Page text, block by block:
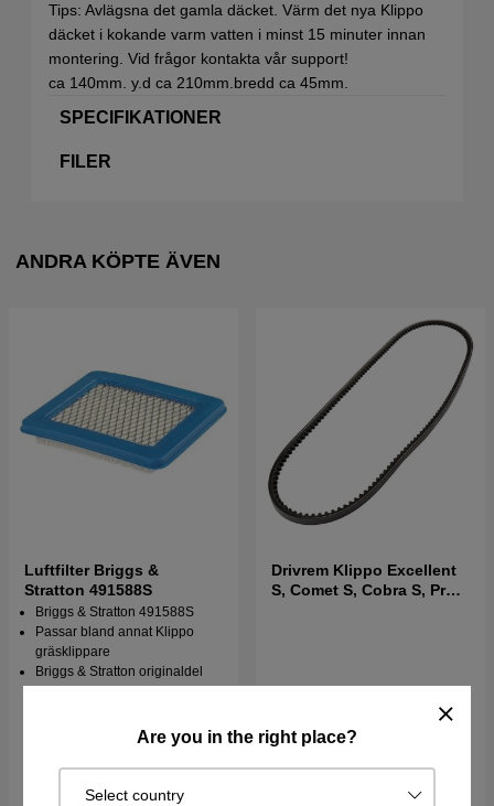
Are you in the right place?
Select country
Tips: Avlägsna det gamla däcket. Värm det nya Klippo
däcket i kokande varm vatten i minst 15 minuter innan
montering. Vid frågor kontakta vår support!
ca 140mm. y.d ca 210mm.bredd ca 45mm.
SPECIFIKATIONER
FILER
ANDRA KÖPTE ÄVEN
Luftfilter Briggs &
Stratton 491588S
Briggs & Stratton 491588S
Passar bland annat Klippo
gräsklippare
Briggs & Stratton originaldel
Köp
Drivrem Klippo Excellent
S, Comet S, Cobra S, Pro
I lager
Köp